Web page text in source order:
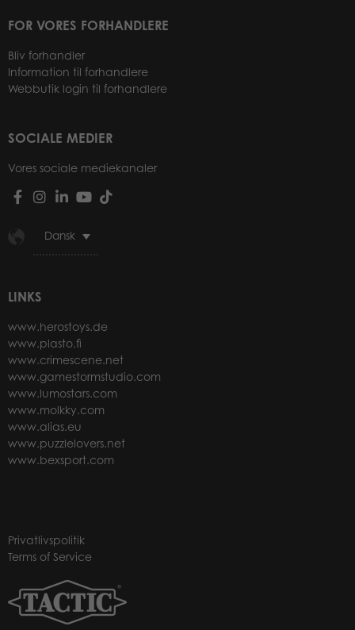
FOR VORES FORHANDLERE
Bliv forhandler
Information til forhandlere
Webbutik login til forhandlere
SOCIALE MEDIER
Vores sociale mediekanaler
Dansk
LINKS
www.herostoys.de
www.plasto.fi
www.crimescene.net
www.gamestormstudio.com
www.lumostars.com
www.molkky.com
www.alias.eu
www.puzzlelovers.net
www.bexsport.com
Privatlivspolitik
Terms of Service